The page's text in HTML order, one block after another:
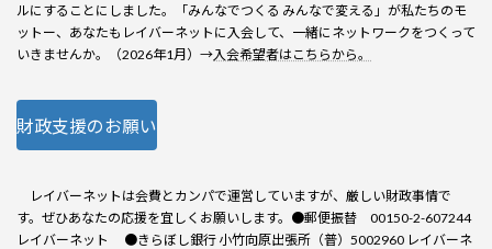
ルにすることにしました。「みんなでつくる みんなで変える」が私たちのモ
ットー、あなたもレイバーネットに入会して、一緒にネットワークをつくって
いきませんか。（2026年1月）→入会希望者はこちらから。
財政支援のお願い
レイバーネットは会費とカンパで運営していますが、厳しい財政事情で
す。ぜひあなたの応援を宜しくお願いします。●郵便振替 00150-2-607244
レイバーネット ●きらぼし銀行 小竹向原出張所（普）5002960 レイバーネ